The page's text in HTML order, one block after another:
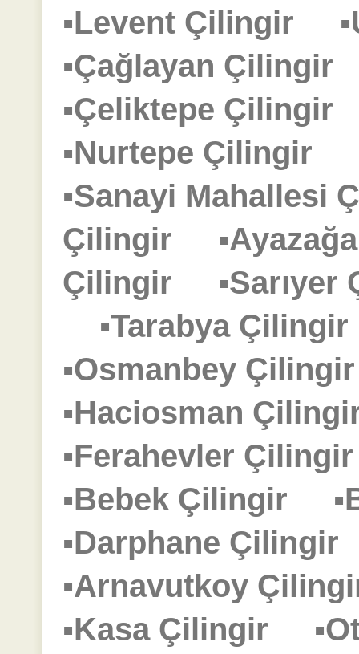
▪Levent Çilingir
▪Çağlayan
▪Çeliktepe
▪Nurtepe Çilingir
▪Sanayi
Çilingir
Çilingir
▪Tarabya
▪Osmanbey
▪Haciosman
▪Ferahevler
▪Bebek Çilingir
▪Darphane
▪Arnavutkoy
▪Kasa Çilingir